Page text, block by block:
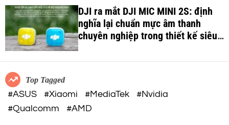
i
n
.
c
m
h
c
o
o
d
e
h
DJI ra mắt DJI MIC MINI 2S: định
nghĩa lại chuẩn mực âm thanh
chuyên nghiệp trong thiết kế siêu
nhẹ 12Gram và khả năng ghi âm
32-BIT FLOAT mạnh mẽ
Top Tagged
#ASUS #Xiaomi #MediaTek
#Nvidia
#Qualcomm
#AMD